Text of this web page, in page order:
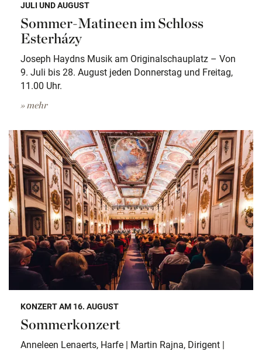
JULI UND AUGUST
Sommer-Matineen im Schloss
Esterházy
Joseph Haydns Musik am Originalschauplatz – Von
9. Juli bis 28. August jeden Donnerstag und Freitag,
11.00 Uhr.
» mehr
KONZERT AM 16. AUGUST
Sommerkonzert
Anneleen Lenaerts, Harfe | Martin Rajna, Dirigent |